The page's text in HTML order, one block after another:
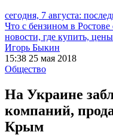
сегодня, 7 августа:
Что с бензином в Ростове
новости, где купить, цены
Игорь Быкин
15:38 25 мая 2018
Общество
На Украине
компаний,
Крым